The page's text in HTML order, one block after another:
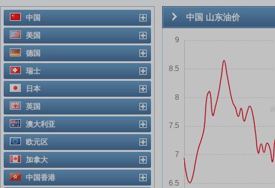
中国
美国
德国
瑞士
日本
英国
澳大利亚
欧元区
加拿大
中国香港
中国 山东油价